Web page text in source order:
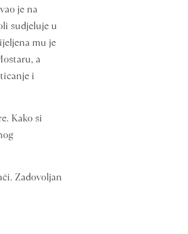
je na
sudjeluje u
mu je
a
i
Kako si
Zadovoljan